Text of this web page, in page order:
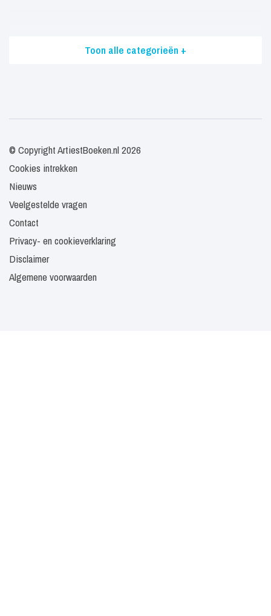
Toon alle categorieën +
© Copyright ArtiestBoeken.nl 2026
Cookies intrekken
Nieuws
Veelgestelde vragen
Contact
Privacy- en cookieverklaring
Disclaimer
Algemene voorwaarden